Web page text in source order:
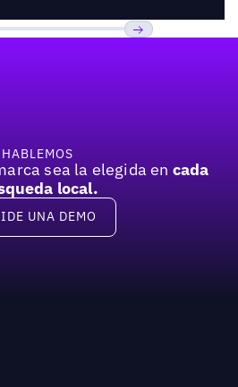
HABLEMOS
sea la elegida en cada
local.
demo
UNA DEMO